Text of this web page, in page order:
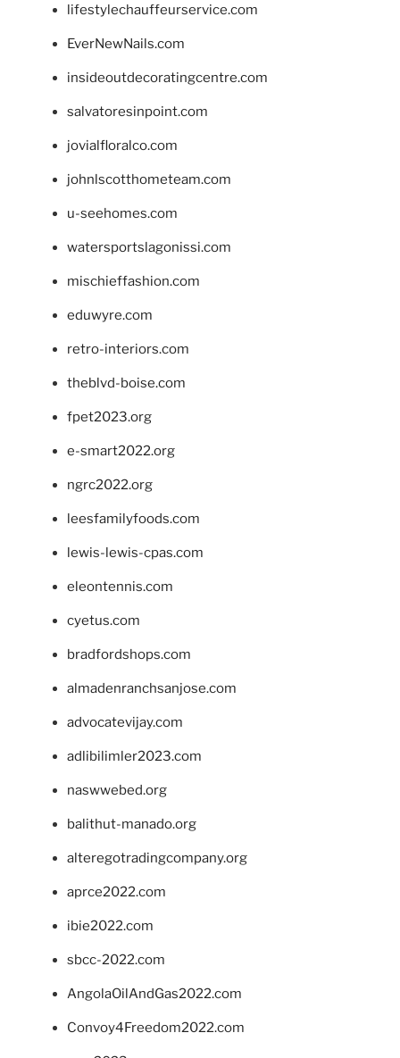
lifestylechauffeurservice.com
EverNewNails.com
insideoutdecoratingcentre.com
salvatoresinpoint.com
jovialfloralco.com
johnlscotthometeam.com
u-seehomes.com
watersportslagonissi.com
mischieffashion.com
eduwyre.com
retro-interiors.com
theblvd-boise.com
fpet2023.org
e-smart2022.org
ngrc2022.org
leesfamilyfoods.com
lewis-lewis-cpas.com
eleontennis.com
cyetus.com
bradfordshops.com
almadenranchsanjose.com
advocatevijay.com
adlibilimler2023.com
naswwebed.org
balithut-manado.org
alteregotradingcompany.org
aprce2022.com
ibie2022.com
sbcc-2022.com
AngolaOilAndGas2022.com
Convoy4Freedom2022.com